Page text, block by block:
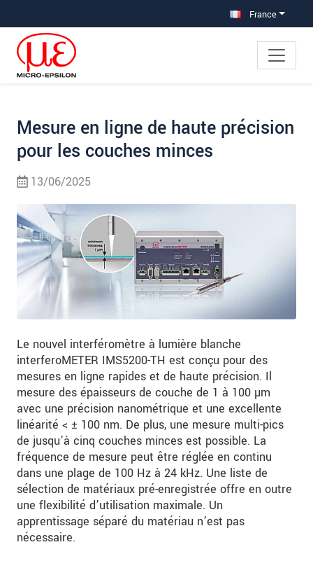
France
Mesure en ligne de haute précision
pour les couches minces
13/06/2025
Le nouvel interféromètre à lumière blanche
interferoMETER IMS5200-TH est conçu pour des
mesures en ligne rapides et de haute précision. Il
mesure des épaisseurs de couche de 1 à 100 µm
avec une précision nanométrique et une excellente
linéarité < ± 100 nm. De plus, une mesure multi-pics
de jusqu’à cinq couches minces est possible. La
fréquence de mesure peut être réglée en continu
dans une plage de 100 Hz à 24 kHz. Une liste de
sélection de matériaux pré-enregistrée offre en outre
une flexibilité d’utilisation maximale. Un
apprentissage séparé du matériau n’est pas
nécessaire.